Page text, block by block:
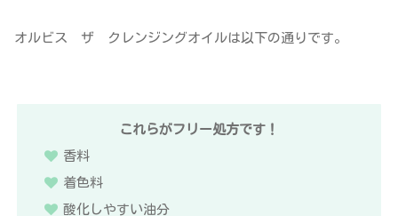
オルビス ザ クレンジングオイルは以下の通りです。
これらがフリー処方です！
香料
着色料
酸化しやすい油分